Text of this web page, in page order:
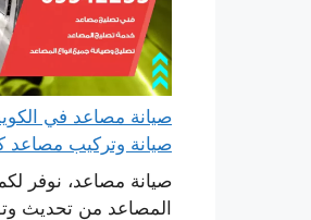
صيانة وتركيب مصاعد
صيانة مصاعد، نوفر
المصاعد من تحديث